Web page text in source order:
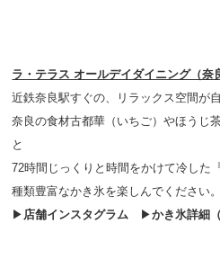
ラ・テラス オールデイダイニング（奈
近鉄奈良駅すぐの、リラックス空間が
奈良の食材古都華（いちご）やほうじ
と
72時間じっくりと時間をかけて冷した
種類豊富なかき氷を楽しんでください
▶ 店舗インスタグラム ▶かき氷詳細